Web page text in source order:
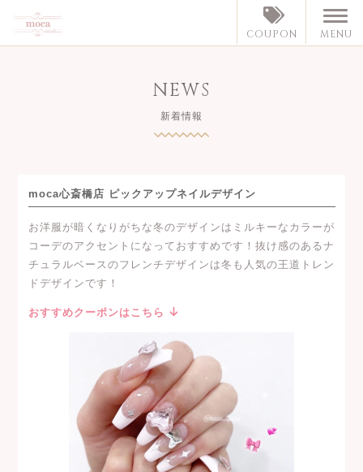
COUPON MENU
NEWS
新着情報
moca心斎橋店 ピックアップネイルデザイン
お洋服が暗くなりがちな冬のデザインはミルキーなカラーが
コーデのアクセントになっておすすめです！抜け感のあるナ
チュラルベースのフレンチデザインは冬も人気の王道トレン
ドデザインです！
おすすめクーポンはこちら